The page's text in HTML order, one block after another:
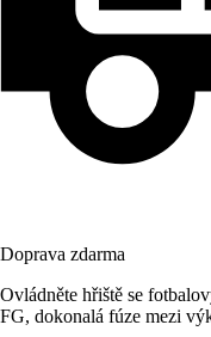
Doprava zdarma
Ovládněte hřiště se
FG, dokonalá fúze mezi